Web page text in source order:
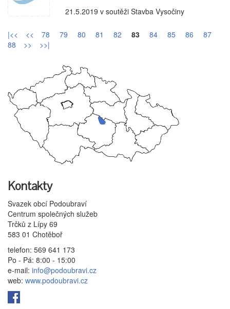
21.5.2019 v soutěži Stavba Vysočiny
|<< << 78 79 80 81 82 83 84 85 86
87
88
>> >>|
Kontakty
Svazek obcí Podoubraví
Centrum společných služeb
Trčků z Lípy 69
583 01 Chotěboř
telefon: 569 641 173
Po - Pá: 8:00 - 15:00
e-mail: info@podoubravi.cz
web: www.podoubravi.cz